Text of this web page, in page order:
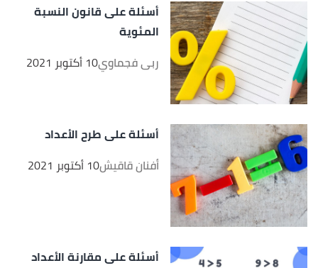
أسئلة على قانون النسبة
المئوية
ربى فجماوي10 أكتوبر 2021
أسئلة على طرح الأعداد
أفنان قاقيش10 أكتوبر 2021
أسئلة على مقارنة الأعداد